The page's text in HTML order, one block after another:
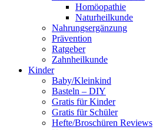
Homöopathie
Naturheilkunde
Nahrungsergänzung
Prävention
Ratgeber
Zahnheilkunde
Kinder
Baby/Kleinkind
Basteln – DIY
Gratis für Kinder
Gratis für Schüler
Hefte/Broschüren Reviews